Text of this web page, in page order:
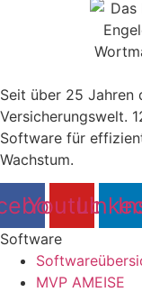
Seit über 25 Jahren
Versicherungswelt.
Software für
Wachstum.
Youtube
Software
MVP AMEISE